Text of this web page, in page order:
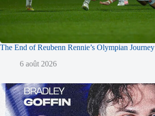
The End of Reubenn Rennie’s Olympian Journey
6 août 2026